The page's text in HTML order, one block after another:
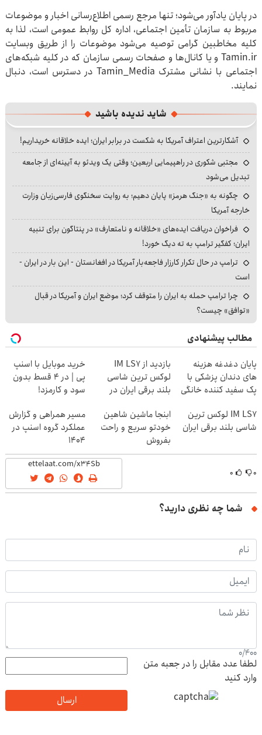
در پایان یادآور می‌شود؛ تنها مرجع رسمی اطلاع‌رسانی اخبار و موضوعات
مربوط به سازمان تأمین اجتماعی، اداره کل روابط عمومی است، لذا به
کلیه مخاطبین گرامی توصیه می‌شود موضوعات را از طریق وبسایت
Tamin.ir و یا کانال‌ها و صفحات رسمی سازمان که در کلیه شبکه‌های
اجتماعی با نشانی مشترک Tamin_Media در دسترس است، دنبال
نمایند.
شاید ندیده باشید
آشکارترین اعتراف آمریکا به شکست در برابر ایران؛ ایده خلاقانه خریداریم!
مجتبی شکوری در راهپیمایی اربعین؛ وقتی یک ویدئو به آیینه‌ای از جامعه
تبدیل می‌شود
چگونه به «جنگ هرمز» پایان دهیم؛ به روایت سخنگوی فارسی‌زبان وزارت
خارجه آمریکا
فراخوان دریافت ایده‌های «خلاقانه و نامتعارف» در پنتاگون برای تنبیه
ایران؛ کفگیر ترامپ به ته دیگ خورد!
ترامپ در حال تکرار کارزار فاجعه‌بار آمریکا در افغانستان - این بار در ایران -
است
چرا ترامپ حمله به ایران را متوقف کرد؛ موضع ایران و آمریکا در قبال
«توافق» چیست؟
مطالب پیشنهادی
پایان دغدغه هزینه
های دندان پزشکی با
پک سفید کننده خانگی
بازدید از IM LS7
لوکس ترین شاسی
بلند برقی ایران در
خرید موبایل با اسنپ
پی | در ۴ قسط بدون
سود و کارمزد!
IM LS7 لوکس ترین
شاسی بلند برقی ایران
ابنجا ماشین شاهین
خودتو سریع و راحت
بفروش
مسیر همراهی و گزارش
عملکرد گروه اسنپ در
۱۴۰۴
۰ ۰
شما چه نظری دارید؟
0/400
لطفا عدد مقابل را در جعبه متن
وارد کنید
ارسال